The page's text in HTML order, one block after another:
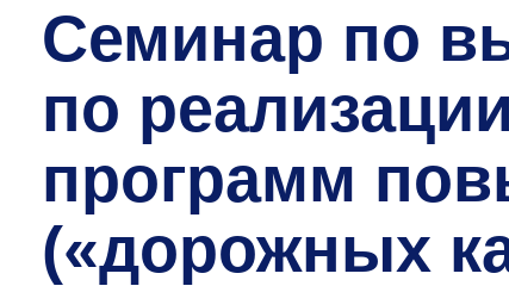
Семинар по
по
программ
(«дорожных